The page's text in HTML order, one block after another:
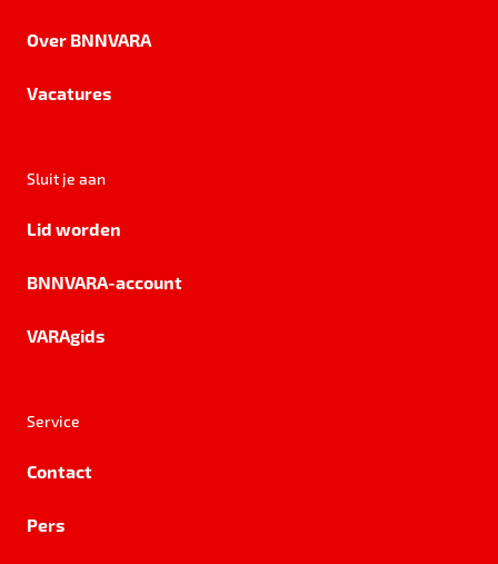
Over BNNVARA
Vacatures
Sluit je aan
Lid worden
BNNVARA-account
VARAgids
Service
Contact
Pers